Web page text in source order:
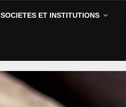
SOCIETES ET INSTITUTIONS